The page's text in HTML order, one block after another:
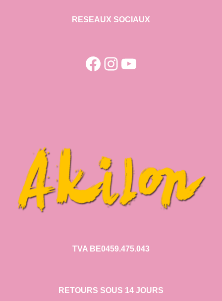
RESEAUX SOCIAUX
Facebook
Instagram
YouTube
TVA BE0459.475.043
RETOURS SOUS 14 JOURS